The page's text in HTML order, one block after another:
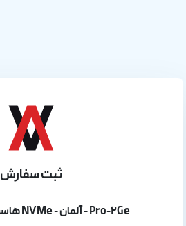
ثبت سفارش
هاست لینوکس کلود NVMe - آلمان - Pro-2Ge